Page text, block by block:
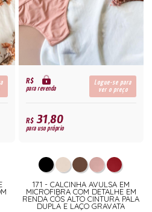
R$
para revenda
Logue-se para
ver o preço
R$31,80
para uso próprio
171 - CALCINHA AVULSA EM
MICROFIBRA COM DETALHE EM
RENDA CÓS ALTO CINTURA PALA
DUPLA E LAÇO GRAVATA